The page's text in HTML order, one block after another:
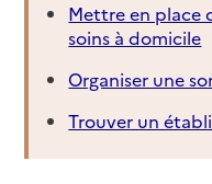
Mettre en place
soins à domicile
Organiser une
Trouver un